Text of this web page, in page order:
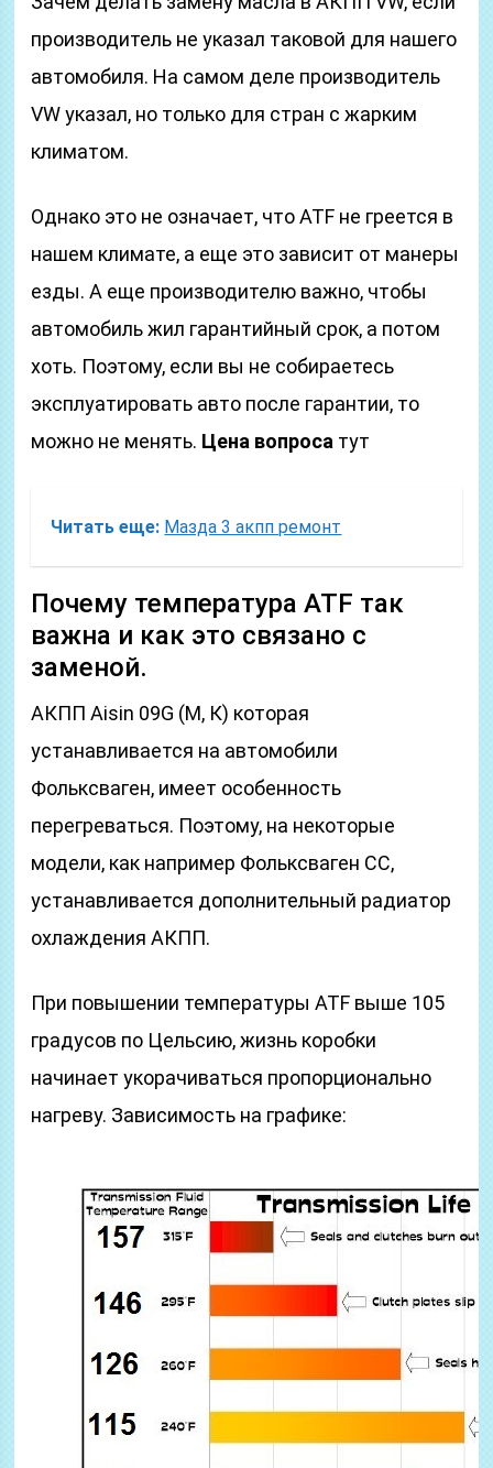
производитель не указал таковой для нашего
автомобиля. На самом деле производитель
VW указал, но только для стран с жарким
климатом.
Однако это не означает, что ATF не греется в
нашем климате, а еще это зависит от манеры
езды. А еще производителю важно, чтобы
автомобиль жил гарантийный срок, а потом
хоть. Поэтому, если вы не собираетесь
эксплуатировать авто после гарантии, то
можно не менять. Цена вопроса тут
Читать еще: Мазда 3 акпп ремонт
Почему температура ATF так
важна и как это связано с
заменой.
АКПП Aisin 09G (М, К) которая
устанавливается на автомобили
Фольксваген, имеет особенность
перегреваться. Поэтому, на некоторые
модели, как например Фольксваген СС,
устанавливается дополнительный радиатор
охлаждения АКПП.
При повышении температуры ATF выше 105
градусов по Цельсию, жизнь коробки
начинает укорачиваться пропорционально
нагреву. Зависимость на графике: